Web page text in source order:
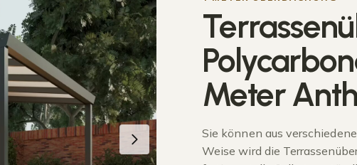
Meter
Sie können aus
Weise wird die